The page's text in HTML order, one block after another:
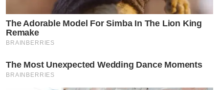
The Adorable Model For Simba In The Lion King
Remake
BRAINBERRIES
The Most Unexpected Wedding Dance Moments
BRAINBERRIES